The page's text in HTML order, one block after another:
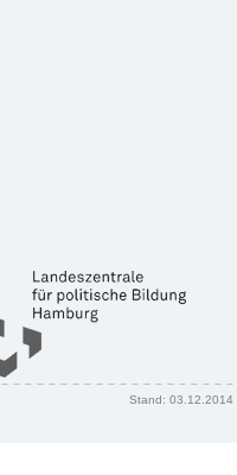
Stand: 03.12.2014